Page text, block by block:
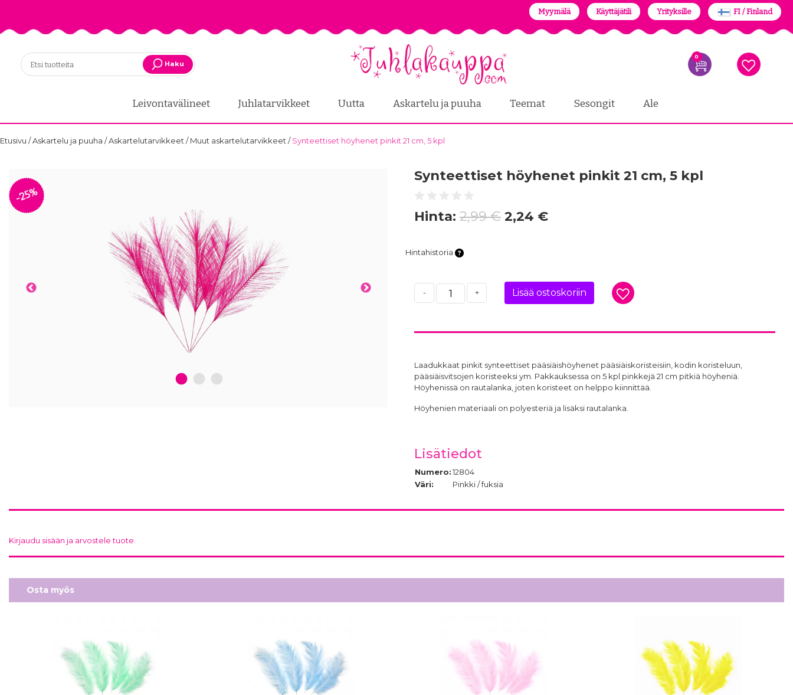
Myymälä Käyttäjätili Yrityksille FI / Finland
Haku
0
Leivontavälineet Juhlatarvikkeet Uutta Askartelu ja puuha Teemat Sesongit Ale
Etusivu /Askartelu ja puuha /Askartelutarvikkeet /Muut askartelutarvikkeet /Synteettiset höyhenet pinkit 21 cm, 5 kpl
1 2 3
-25%
Synteettiset höyhenet pinkit 21 cm, 5 kpl
Hinta: 2,99 € 2,24 €
Hintahistoria
- + Lisää ostoskoriin
Laadukkaat pinkit synteettiset pääsiäishöyhenet pääsiäiskoristeisiin, kodin koristeluun,
pääsiäisvitsojen koristeeksi ym. Pakkauksessa on 5 kpl pinkkejä 21 cm pitkiä höyheniä.
Höyhenissä on rautalanka, joten koristeet on helppo kiinnittää.
Höyhenien materiaali on polyesteriä ja lisäksi rautalanka.
Lisätiedot
Numero:12804
Väri:
Pinkki / fuksia
Kirjaudu sisään ja arvostele tuote.
Osta myös